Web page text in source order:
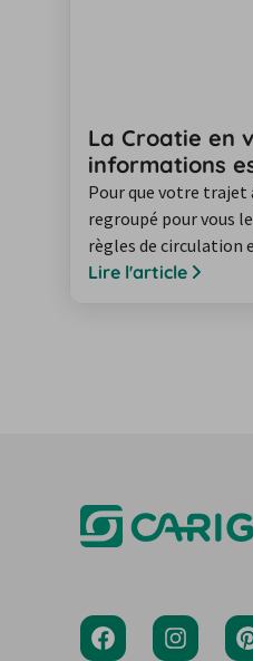
La Croatie en
informations
Pour que votre trajet
regroupé pour vous
règles de circulation
voiture et les
Lire l'article